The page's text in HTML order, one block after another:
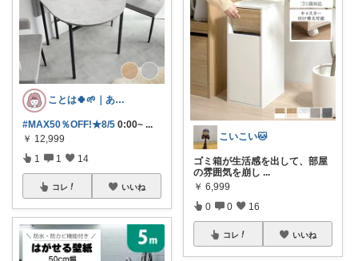
ことは🍀🌱｜ありがとうございます✨
#MAX50％OFF!★8/5 0:00~ ...
￥ 12,999
1 1 14
コレ いいね
こいこい🐱
ゴミ箱が生活感を出して、部屋
の雰囲気を崩し ...
￥ 6,999
0 0 16
コレ いいね